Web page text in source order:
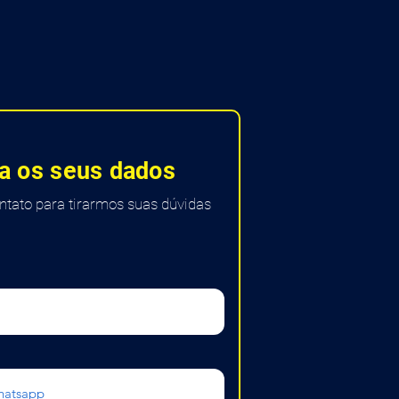
os seus dados
para tirarmos suas dúvidas